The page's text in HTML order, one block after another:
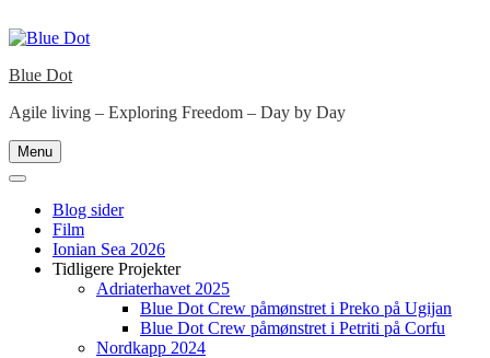
to
Blue Dot
Agile living – Exploring Freedom – Day by Day
Menu
Blog sider
Film
Ionian Sea 2026
Tidligere Projekter
Adriaterhavet 2025
Blue Dot Crew påmønstret i Preko på Ugijan
Blue Dot Crew påmønstret i Petriti på Corfu
Nordkapp 2024